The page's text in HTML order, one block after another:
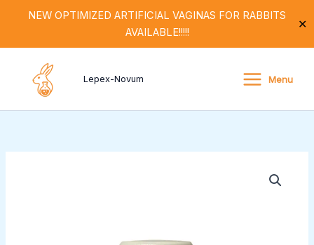
NEW OPTIMIZED ARTIFICIAL VAGINAS FOR RABBITS
AVAILABLE!!!!!
✕
Lepex-Novum Menu